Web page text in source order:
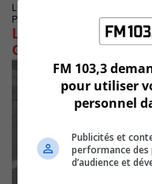
LONGUEUIL
Publié le 31 juillet 2025 à
Longueuil
Grande Guignolée
FM 103,3
pour utiliser
personnel
Publicités et
performance des
d’audience et